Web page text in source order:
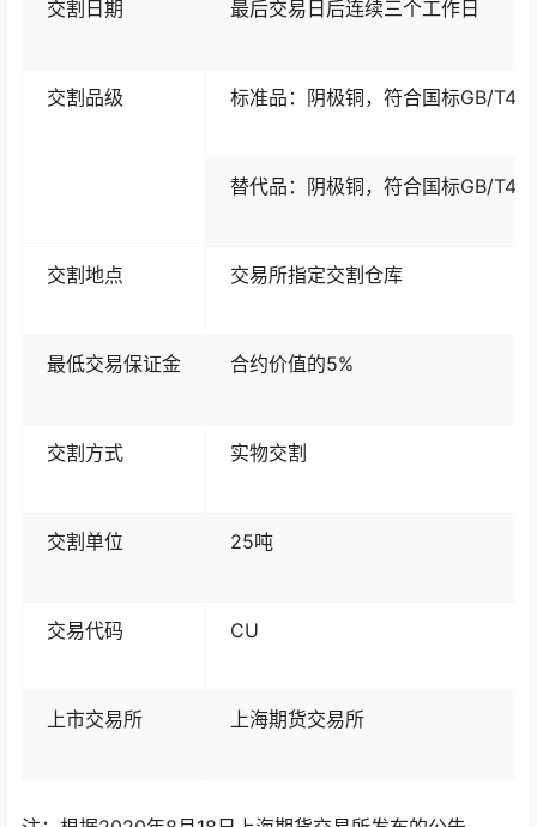
交割日期 最后交易日后连续三个工作日
交割品级 标准品：阴极铜，符合国标GB/
替代品：阴极铜，符合国标GB/
交割地点 交易所指定交割仓库
最低交易保证金 合约价值的5%
交割方式 实物交割
交割单位 25吨
交易代码 CU
上市交易所 上海期货交易所